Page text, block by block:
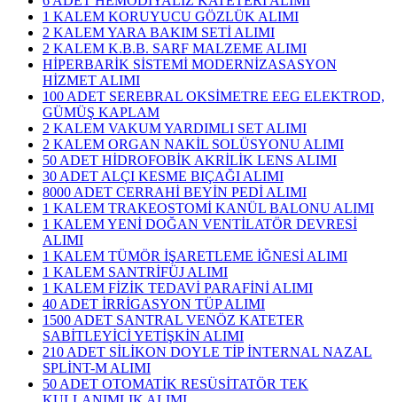
1 KALEM KORUYUCU GÖZLÜK ALIMI
2 KALEM YARA BAKIM SETİ ALIMI
2 KALEM K.B.B. SARF MALZEME ALIMI
HİPERBARİK SİSTEMİ MODERNİZASASYON
HİZMET ALIMI
100 ADET SEREBRAL OKSİMETRE EEG ELEKTROD,
GÜMÜŞ KAPLAM
2 KALEM VAKUM YARDIMLI SET ALIMI
2 KALEM ORGAN NAKİL SOLÜSYONU ALIMI
50 ADET HİDROFOBİK AKRİLİK LENS ALIMI
30 ADET ALÇI KESME BIÇAĞI ALIMI
8000 ADET CERRAHİ BEYİN PEDİ ALIMI
1 KALEM TRAKEOSTOMİ KANÜL BALONU ALIMI
1 KALEM YENİ DOĞAN VENTİLATÖR DEVRESİ
ALIMI
1 KALEM TÜMÖR İŞARETLEME İĞNESİ ALIMI
1 KALEM SANTRİFÜJ ALIMI
1 KALEM FİZİK TEDAVİ PARAFİNİ ALIMI
40 ADET İRRİGASYON TÜP ALIMI
1500 ADET SANTRAL VENÖZ KATETER
SABİTLEYİCİ YETİŞKİN ALIMI
210 ADET SİLİKON DOYLE TİP İNTERNAL NAZAL
SPLİNT-M ALIMI
50 ADET OTOMATİK RESÜSİTATÖR TEK